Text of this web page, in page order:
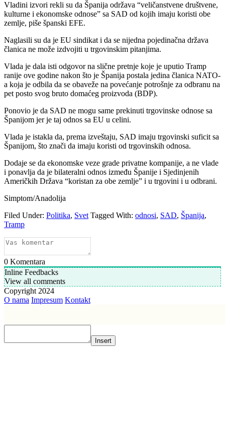
Vladini izvori rekli su da Španija održava “veličanstvene društvene,
kulturne i ekonomske odnose” sa SAD od kojih imaju koristi obe
zemlje, piše španski EFE.
Naglasili su da je EU sindikat i da se nijedna pojedinačna država
članica ne može izdvojiti u trgovinskim pitanjima.
Vlada je dala isti odgovor na slične pretnje koje je uputio Tramp
ranije ove godine nakon što je Španija postala jedina članica NATO-
a koja je odbila da se obaveže na povećanje potrošnje za odbranu na
pet posto svog bruto domaćeg proizvoda (BDP).
Ponovio je da SAD ne mogu same prekinuti trgovinske odnose sa
Španijom jer je taj odnos sa EU u celini.
Vlada je istakla da, prema izveštaju, SAD imaju trgovinski suficit sa
Španijom, što znači da imaju koristi od trgovinskih odnosa.
Dodaje se da ekonomske veze grade privatne kompanije, a ne vlade
i ponavlja da je bilateralni odnos između Španije i Sjedinjenih
Američkih Država “koristan za obe zemlje” i u trgovini i u odbrani.
Simptom/Anadolija
Filed Under: Politika, Svet Tagged With: odnosi, SAD, Španija,
Tramp
0 Komentara
Inline Feedbacks
View all comments
Copyright 2024
O nama Impresum Kontakt
Insert